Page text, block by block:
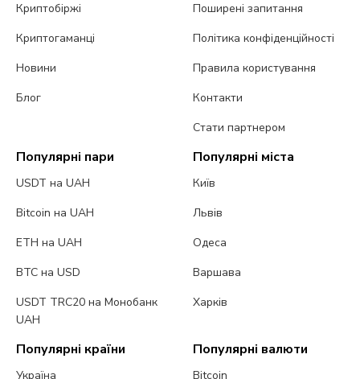
Криптобіржі
Криптогаманці
Новини
Блог
Поширені запитання
Політика конфіденційності
Правила користування
Контакти
Стати партнером
Популярні пари
USDT на UAH
Bitcoin на UAH
ETH на UAH
BTC на USD
USDT TRC20 на Монобанк
UAH
Популярні міста
Київ
Львів
Одеса
Варшава
Харків
Популярні країни
Україна
Популярні валюти
Bitcoin